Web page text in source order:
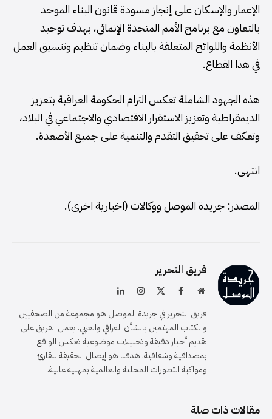
الإعمار والإسكان على إنجاز مسودة قانون البناء الموحد
بالتعاون مع برنامج الأمم المتحدة الإنمائي، بهدف توحيد
الأنظمة واللوائح المتعلقة بالبناء وضمان تنظيم وتنسيق العمل
في هذا القطاع.
هذه الجهود الشاملة تعكس التزام الحكومة العراقية بتعزيز
الديمقراطية وتعزيز الاستقرار الاقتصادي والاجتماعي في البلاد،
وتعكف على تحقيق التقدم والتنمية على جميع الأصعدة.
انتهى.
المصدر: جريدة الموصل ووكالات (اخبارية اخرى).
فريق التحرير
موقعفيسبوك الانستغرام
لينكدإن
فريق التحرير في جريدة الموصل هو مجموعة من الصحفيين
والكتاب المهتمين بالشأن العراقي والعربي. يعمل الفريق على
تقديم أخبار دقيقة وتحليلات موضوعية تعكس الواقع
بمصداقية وشفافية. هدفنا هو إيصال الحقيقة للقارئ
ومواكبة التطورات المحلية والعالمية بمهنية عالية.
مقالات ذات صلة